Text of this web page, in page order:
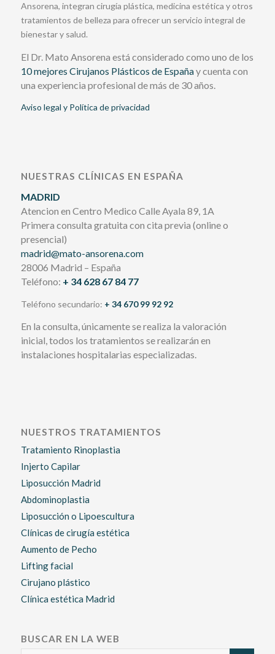
Ansorena, integran cirugía plástica, medicina estética y otros
tratamientos de belleza para ofrecer un servicio integral de
bienestar y salud.
El Dr. Mato Ansorena está considerado como uno de los
10 mejores Cirujanos Plásticos de Españay cuenta con
una experiencia profesional de más de 30 años.
Aviso legal y Política de privacidad
NUESTRAS CLÍNICAS EN ESPAÑA
MADRID
Atencion en Centro Medico Calle Ayala 89, 1A
Primera consulta gratuita con cita previa (online o
presencial)
madrid@mato-ansorena.com
28006 Madrid – España
Teléfono: + 34 628 67 84 77
Teléfono secundario: + 34 670 99 92 92
En la consulta, únicamente se realiza la valoración
inicial, todos los tratamientos se realizarán en
instalaciones hospitalarias especializadas.
NUESTROS TRATAMIENTOS
Tratamiento Rinoplastia
Injerto Capilar
Liposucción Madrid
Abdominoplastia
Liposucción o Lipoescultura
Clínicas de cirugía estética
Aumento de Pecho
Lifting facial
Cirujano plástico
Clínica estética Madrid
BUSCAR EN LA WEB